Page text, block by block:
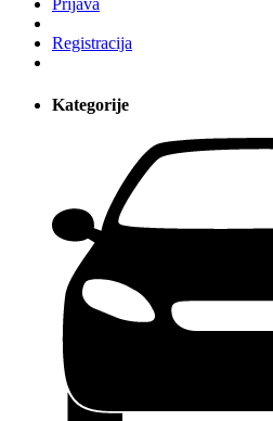
Registracija
Kategorije